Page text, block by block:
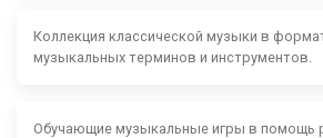
Коллекция классической музыки в
музыкальных терминов и инструментов.
Обучающие музыкальные игры в помощь